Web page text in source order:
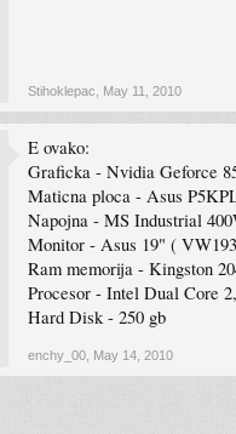
Stihoklepac May 11, 2010
E ovako:
Graficka - Nvidia Geforce
Maticna ploca - Asus
Napojna - MS Industrial
Monitor - Asus 19" (
Ram memorija - Kingston
Procesor - Intel Dual Core
Hard Disk - 250 gb
enchy_00 May 14, 2010